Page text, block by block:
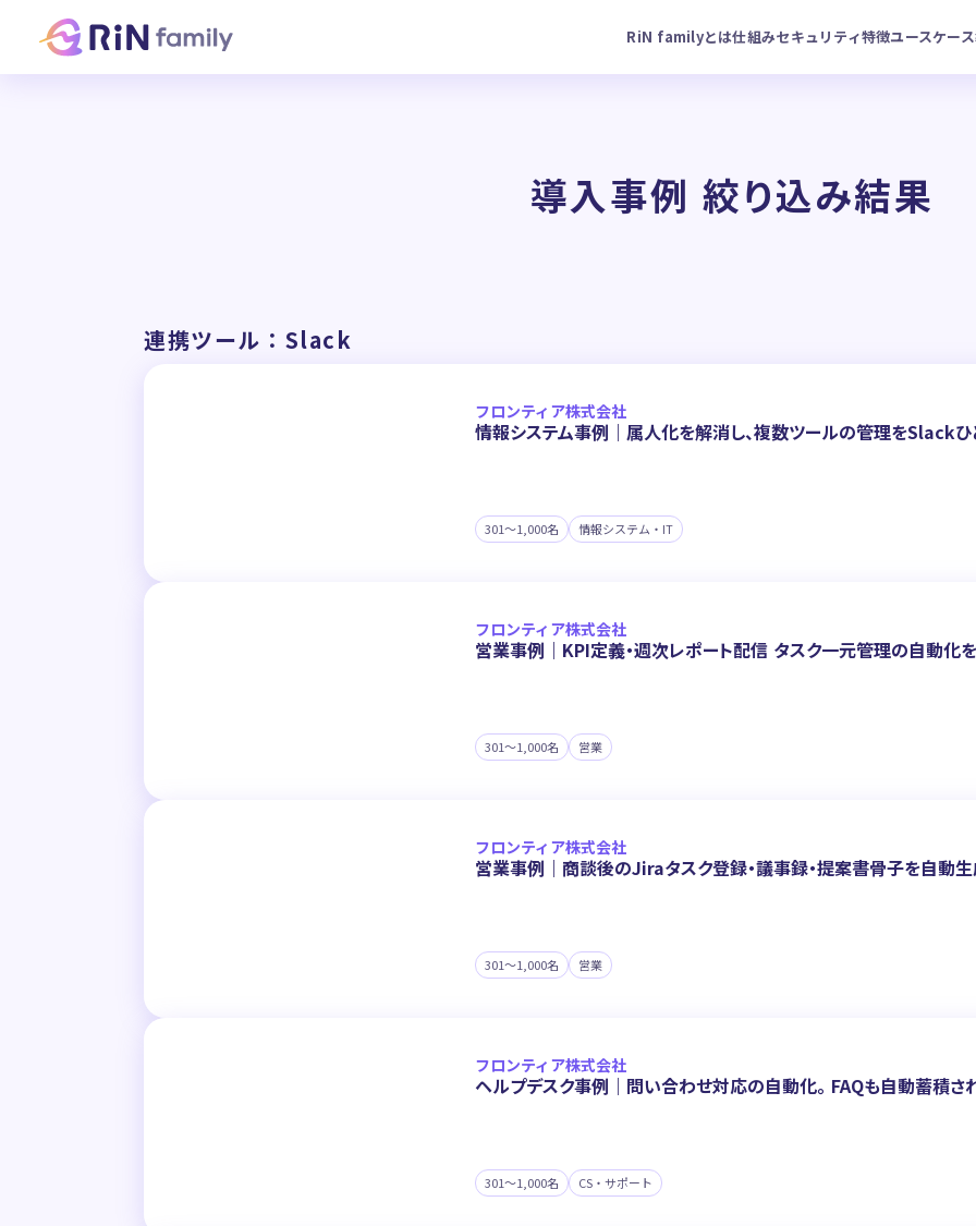
RiN familyとは仕組みセキュリティ特徴ユースケース
導入事例 絞り込み結果
連携ツール：Slack
フロンティア株式会社
情報システム事例｜属人化を解消し、複数ツールの管理をSlack
301〜1,000名 情報システム・IT
フロンティア株式会社
営業事例｜KPI定義・週次レポート配信 タスク一元管理の自動化
301〜1,000名 営業
フロンティア株式会社
営業事例｜商談後のJiraタスク登録・議事録・提案書骨子を自動
301〜1,000名 営業
フロンティア株式会社
ヘルプデスク事例｜問い合わせ対応の自動化。 FAQも自動蓄積
301〜1,000名 CS・サポート